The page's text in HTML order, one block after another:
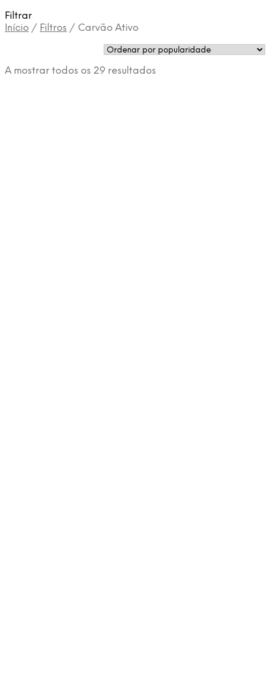
Filtrar
Início / Filtros / Carvão Ativo
A mostrar todos os 29 resultados